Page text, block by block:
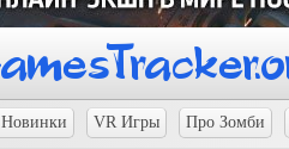
Новинки VR Игры Про Зомби